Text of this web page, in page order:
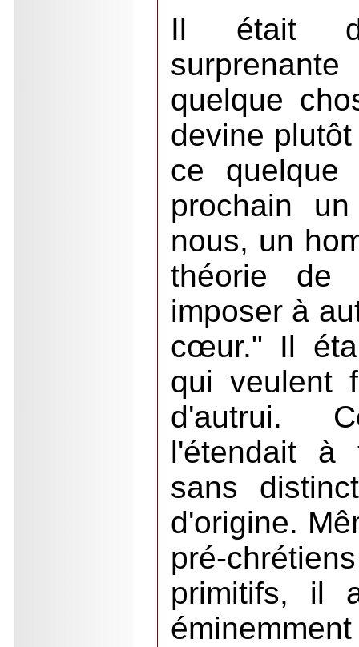
Il était
quelque
devine
ce
prochain
nous, un
théorie de
imposer à
cœur." Il
qui veulent
d'autrui.
l'étendait à
sans
d'origine.
pré-
primitifs, il